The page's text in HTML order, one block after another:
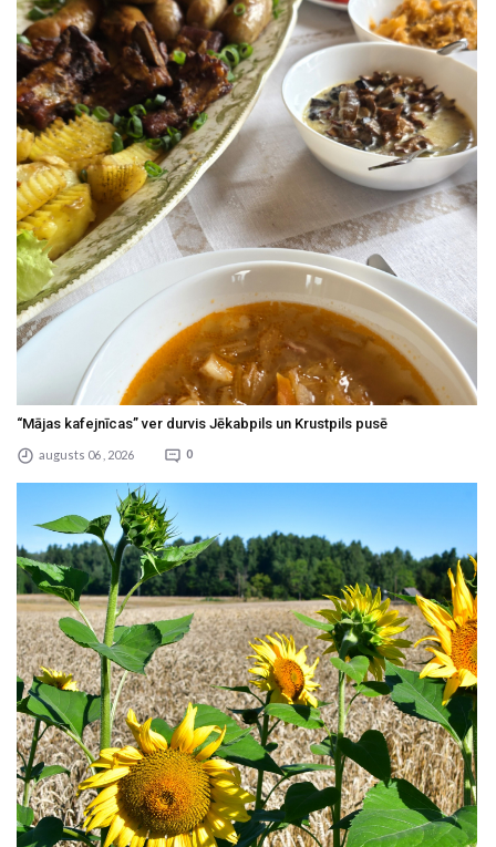
“Mājas kafejnīcas” ver durvis Jēkabpils un Krustpils pusē
augusts 06 , 2026 0